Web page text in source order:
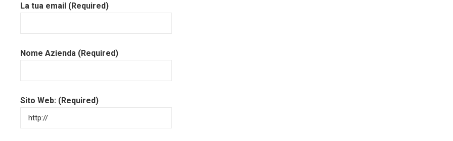
La tua email (Required)
Nome Azienda (Required)
Sito Web: (Required)